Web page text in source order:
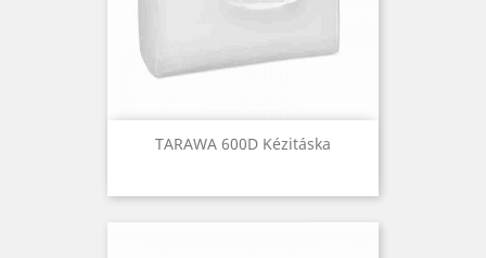
TARAWA 600D Kézitáska